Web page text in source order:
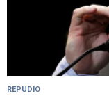
REPUDIO